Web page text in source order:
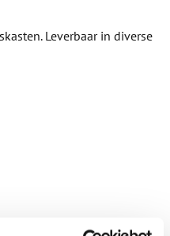
Leverbaar in diverse
poefs en